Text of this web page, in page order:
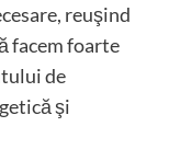
reuşind
facem foarte
de
şi